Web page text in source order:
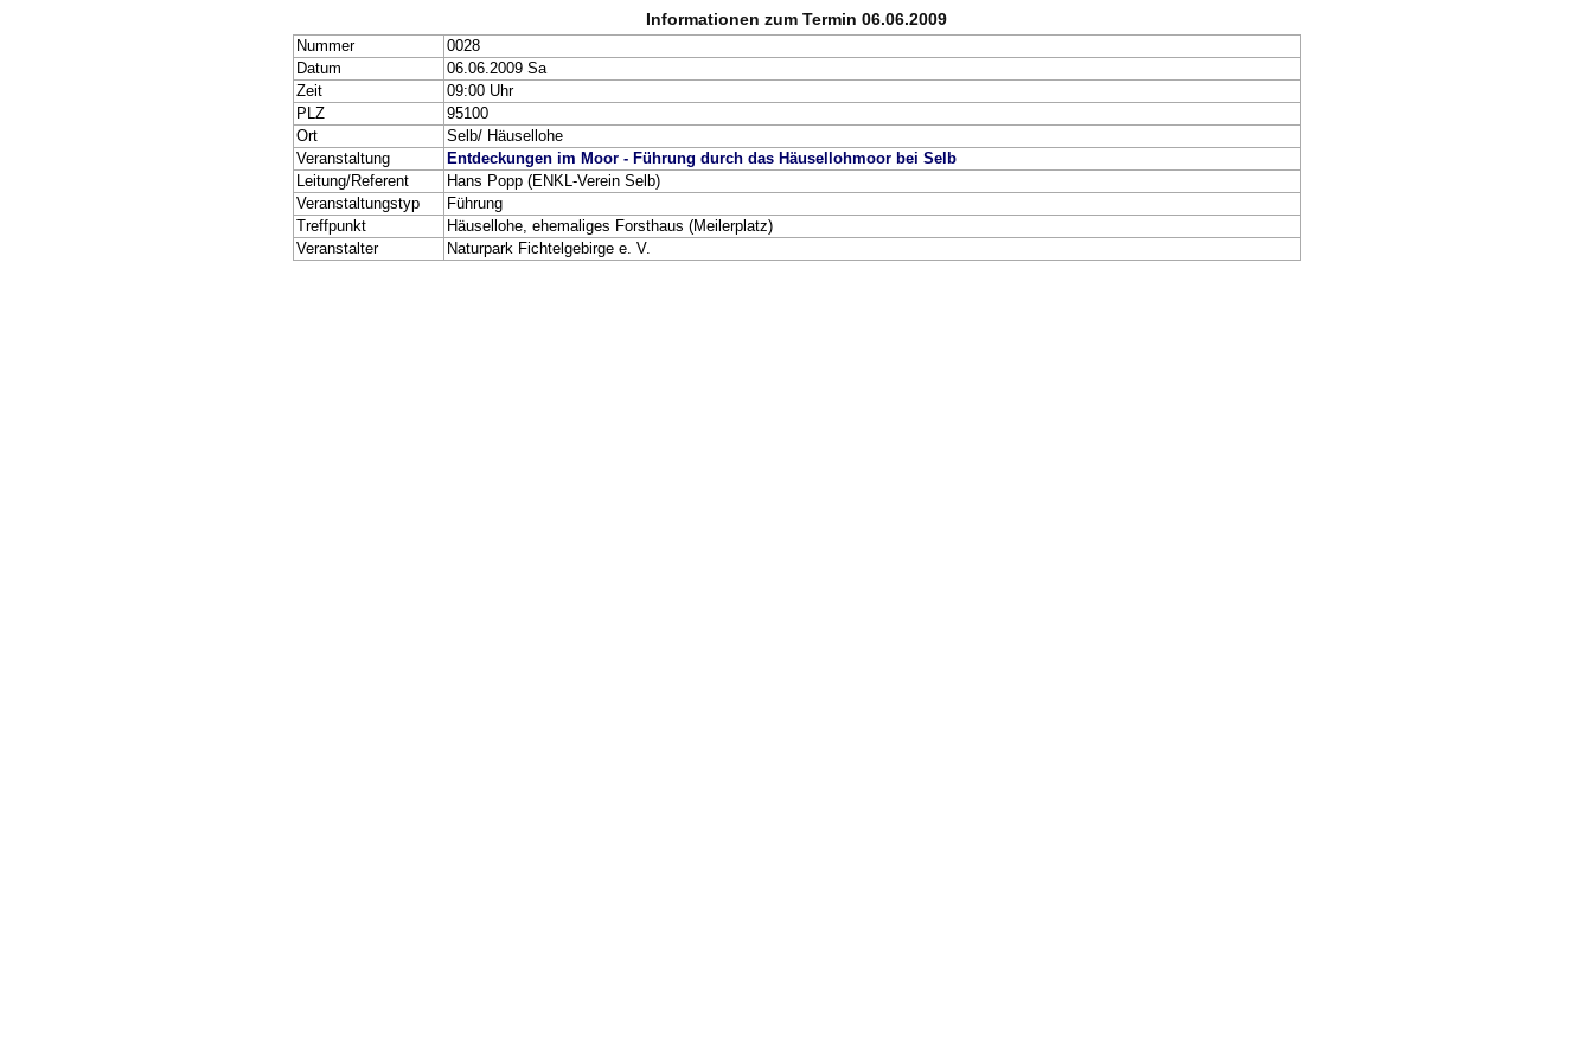
Informationen zum Termin 06.06.2009
Nummer
0028
Datum
06.06.2009 Sa
Zeit
09:00 Uhr
PLZ
95100
Ort
Selb/ Häusellohe
Veranstaltung
Entdeckungen im Moor - Führung durch das Häusellohmoor bei Selb
Leitung/Referent
Hans Popp (ENKL-Verein Selb)
Veranstaltungstyp
Führung
Treffpunkt
Häusellohe, ehemaliges Forsthaus (Meilerplatz)
Veranstalter
Naturpark Fichtelgebirge e. V.